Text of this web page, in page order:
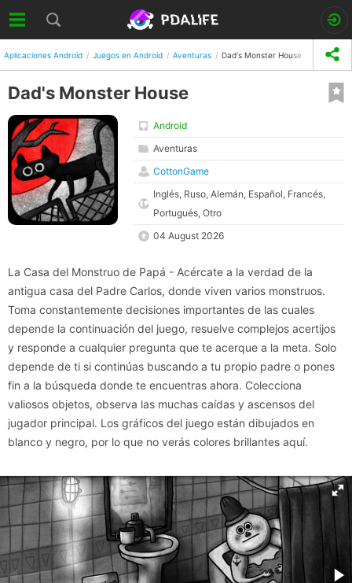
Aplicaciones Android Juegos en Android Aventuras Dad's Monster House
Dad's Monster House
Android
Aventuras
CottonGame
Inglés, Ruso, Alemán, Español, Francés,
Portugués, Otro
04 August 2026
La Casa del Monstruo de Papá - Acércate a la verdad de la
antigua casa del Padre Carlos, donde viven varios monstruos.
Toma constantemente decisiones importantes de las cuales
depende la continuación del juego, resuelve complejos acertijos
y responde a cualquier pregunta que te acerque a la meta. Solo
depende de ti si continúas buscando a tu propio padre o pones
fin a la búsqueda donde te encuentras ahora. Colecciona
valiosos objetos, observa las muchas caídas y ascensos del
jugador principal. Los gráficos del juego están dibujados en
blanco y negro, por lo que no verás colores brillantes aquí.